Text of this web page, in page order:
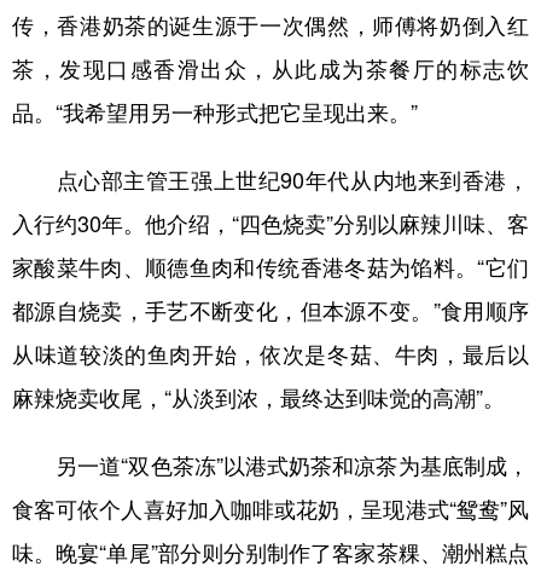
传，香港奶茶的诞生源于一次偶然，师傅将奶倒入红
茶，发现口感香滑出众，从此成为茶餐厅的标志饮
品。“我希望用另一种形式把它呈现出来。”
点心部主管王强上世纪90年代从内地来到香港，
入行约30年。他介绍，“四色烧卖”分别以麻辣川味、客
家酸菜牛肉、顺德鱼肉和传统香港冬菇为馅料。“它们
都源自烧卖，手艺不断变化，但本源不变。”食用顺序
从味道较淡的鱼肉开始，依次是冬菇、牛肉，最后以
麻辣烧卖收尾，“从淡到浓，最终达到味觉的高潮”。
另一道“双色茶冻”以港式奶茶和凉茶为基底制成，
食客可依个人喜好加入咖啡或花奶，呈现港式“鸳鸯”风
味。晚宴“单尾”部分则分别制作了客家茶粿、潮州糕点